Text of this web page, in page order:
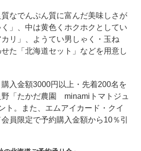
なでんぷん質に富んだ美味しさが
」、中は黄色くホクホクとしてい
リ」、ようてい男しゃく・玉ね
た「北海道セット」などを用意し
入金額3000円以上・先着200名を
野「たかだ農園 minamiトマトジュ
ト。また、エムアイカード・クイ
員限定で予約購入金額から10％引